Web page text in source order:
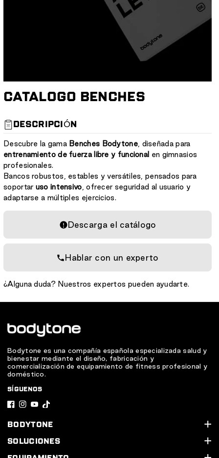
CATALOGO BENCHES
K
U
DESCRIPCIÓN
Descubre la gama Benches Bodytone, diseñada para
entrenamiento de fuerza libre y funcional en gimnasios
profesionales.
Bancos robustos, estables y versátiles, pensados para
soportar uso intensivo , ofrecer seguridad al usuario y
adaptarse a múltiples ejercicios.
Descarga el catálogo
Hablar con un experto
¿Alguna duda? Nuestros expertos pueden ayudarte.
Bodytone es una compañía española especializada salud y
bienestar mediante el diseño, fabricación y
comercialización de equipamiento de fitness profesional y
doméstico.
SÍGUENOS
F
a
c
I
n
s
o
u
T
i
k
BODYTONE
Quiénes somos
Soporte Técnico
SOLUCIONES
Nuestros servicios